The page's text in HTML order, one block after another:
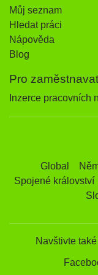
Můj seznam
Hledat práci
Nápověda
Blog
Pro
Inzerce pracovních
Global
Spojené království
Navštivte